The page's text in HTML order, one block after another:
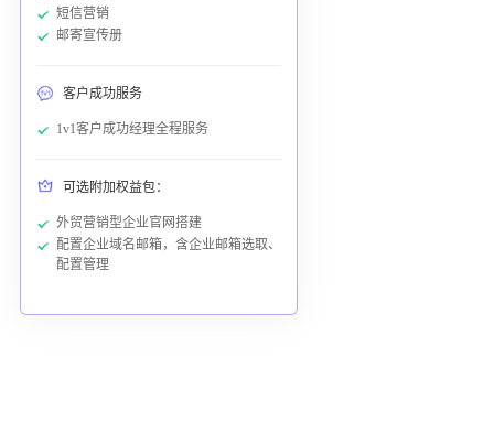
短信营销
邮寄宣传册
客户成功服务
1v1客户成功经理全程服务
可选附加权益包：
外贸营销型企业官网搭建
配置企业域名邮箱，含企业邮箱选取、
配置管理